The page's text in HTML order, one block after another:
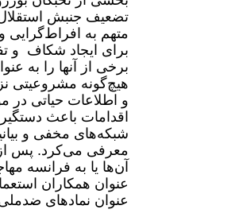
تضعیف جنبش
متهم به
برای ایجاد شکاف و
برخی از آنها را به
هیچ‌گونه مشروعیتی
و اطلاعات حیاتی در
اقدامات باعث
شبکه‌های مخفی و
معرفی می‌کرد. پس از
آن‌ها یا به فرانسه
عنوان همکاران
عنوان نمادهای